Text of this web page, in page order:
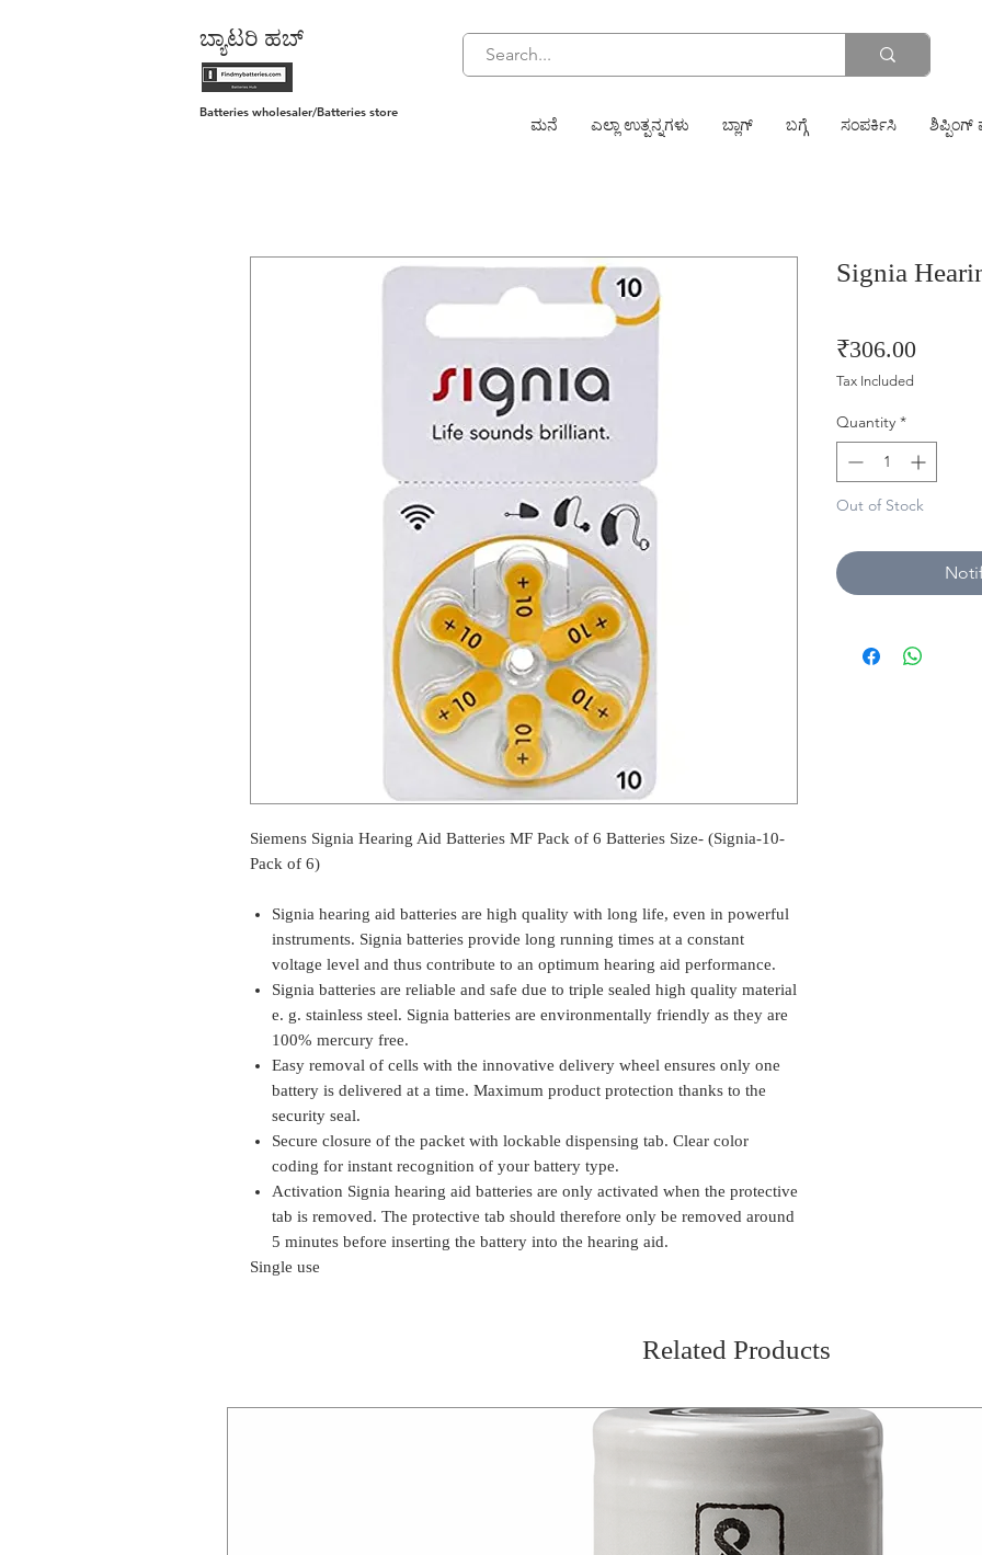
ಬ್ಯಾಟರಿ ಹಬ್
ಮನೆ ಎಲ್ಲಾ ಉತ್ಪನ್ನಗಳು ಬ್ಲಾಗ್ ಬಗ್ಗೆ ಸಂಪರ್ಕಿಸಿ ಶಿಪ್ಪಿಂಗ್
Batteries wholesaler/Batteries store
Siemens Signia Hearing Aid Batteries MF Pack of 6 Batteries Size- (Signia-10-
Pack of 6)
Signia hearing aid batteries are high quality with long life, even in powerful
instruments. Signia batteries provide long running times at a constant
voltage level and thus contribute to an optimum hearing aid performance.
Signia batteries are reliable and safe due to triple sealed high quality material
e. g. stainless steel. Signia batteries are environmentally friendly as they are
100% mercury free.
Easy removal of cells with the innovative delivery wheel ensures only one
battery is delivered at a time. Maximum product protection thanks to the
security seal.
Secure closure of the packet with lockable dispensing tab. Clear color
coding for instant recognition of your battery type.
Activation Signia hearing aid batteries are only activated when the protective
tab is removed. The protective tab should therefore only be removed around
5 minutes before inserting the battery into the hearing aid.
Single use
Signia
₹306.00Price
Tax Included
Quantity *
Out of Stock
Related Products